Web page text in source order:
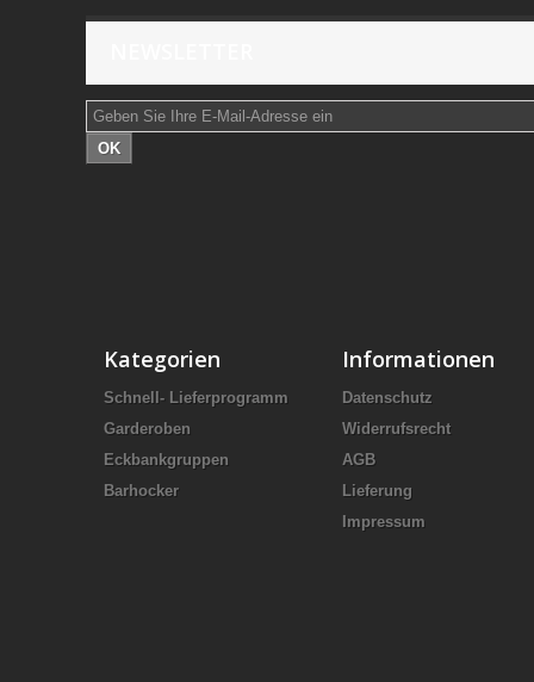
OK
Kategorien
Schnell- Lieferprogramm
Garderoben
Eckbankgruppen
Barhocker
Informationen
Datenschutz
Widerrufsrecht
AGB
Lieferung
Impressum